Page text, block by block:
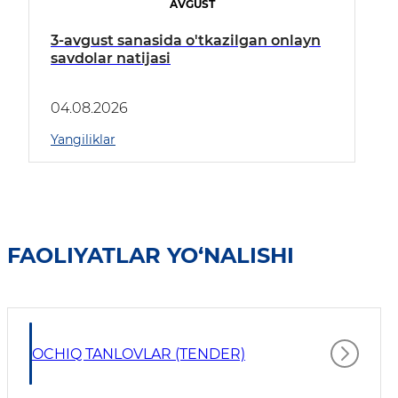
AVGUST
3-avgust sanasida o'tkazilgan onlayn
savdolar natijasi
04.08.2026
Yangiliklar
FAOLIYATLAR YO‘NALISHI
OCHIQ TANLOVLAR (TENDER)